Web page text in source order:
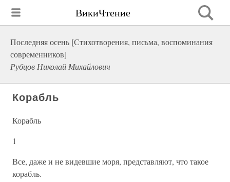
ВикиЧтение
Последняя осень [Стихотворения, письма, воспоминания
современников]
Рубцов Николай Михайлович
Корабль
Корабль
1
Все, даже и не видевшие моря, представляют, что такое
корабль.